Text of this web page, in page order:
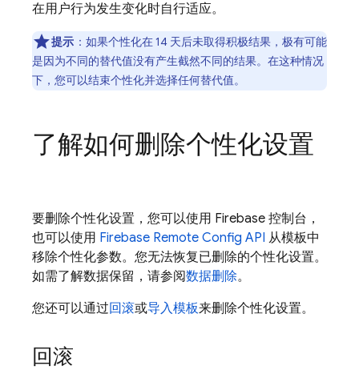
在用户行为发生变化时自行适应。
提示 ：如果个性化在 14 天后未取得积极结果，极有可能
是因为不同的替代值没有产生截然不同的结果。在这种情况
下，您可以结束个性化并选择任何替代值。
了解如何删除个性化设置
要删除个性化设置，您可以使用 Firebase 控制台，
也可以使用 Firebase Remote Config API 从模板中
移除个性化参数。您无法恢复已删除的个性化设置。
如需了解数据保留，请参阅数据删除。
您还可以通过回滚或导入模板来删除个性化设置。
回滚